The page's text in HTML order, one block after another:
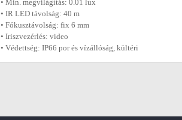
• Min. megvilágítás: 0.01 lux
• IR LED távolság: 40 m
• Fókusztávolság: fix 6 mm
• Iriszvezérlés: video
• Védettség: IP66 por és vízállóság, kültéri